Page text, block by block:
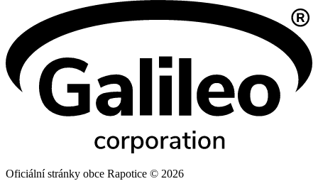
Oficiální stránky obce Rapotice © 2026